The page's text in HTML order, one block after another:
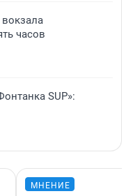
часов
SUP»:
МНЕНИЕ